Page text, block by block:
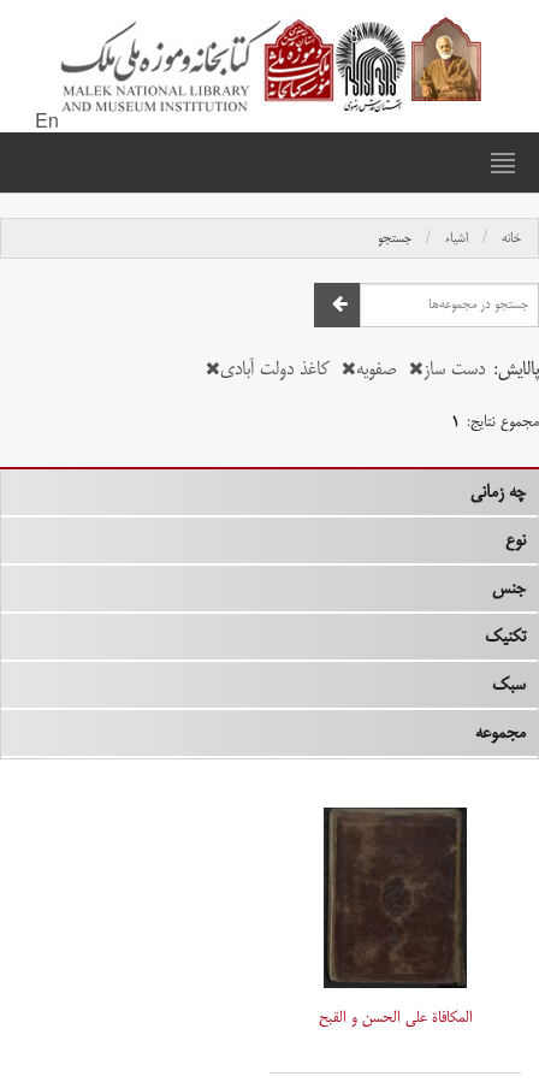
En
خانه اشیاء جستجو
پالایش: دست ساز صفویه کاغذ دولت آبادی
مجموع نتایج: ۱
چه زمانی
نوع
جنس
تکنیک
سبک
مجموعه
المکافاة علی الحسن و القبح